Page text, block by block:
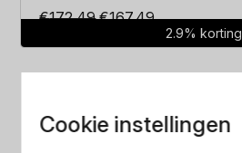
€172.49Oorspronkelijke
€167.49Huidige
prijs
2.9% korting
Cookie instellingen